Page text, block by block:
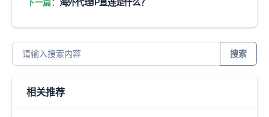
下一篇： 海外代理IP直连是什么？
搜索
相关推荐